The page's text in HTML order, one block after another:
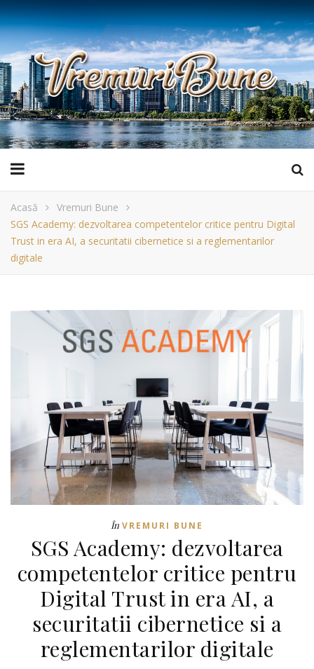
Acasă
Vremuri Bune
SGS Academy: dezvoltarea competentelor critice pentru Digital
Trust in era AI, a securitatii cibernetice si a reglementarilor
digitale
În VREMURI BUNE
SGS Academy: dezvoltarea
competentelor critice pentru
Digital Trust in era AI, a
securitatii cibernetice si a
reglementarilor digitale